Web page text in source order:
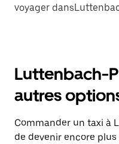
voyager
Luttenbach-
autres
Commander un taxi à
de devenir encore